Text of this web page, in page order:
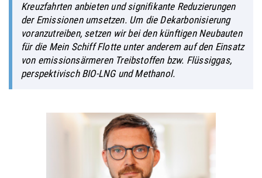
Kreuzfahrten anbieten und signifikante Reduzierungen
der Emissionen umsetzen. Um die Dekarbonisierung
voranzutreiben, setzen wir bei den künftigen Neubauten
für die Mein SchiffFlotte unter anderem auf den Einsatz
von emissionsärmeren Treibstoffen bzw. Flüssiggas,
perspektivisch BIO-LNG und Methanol.